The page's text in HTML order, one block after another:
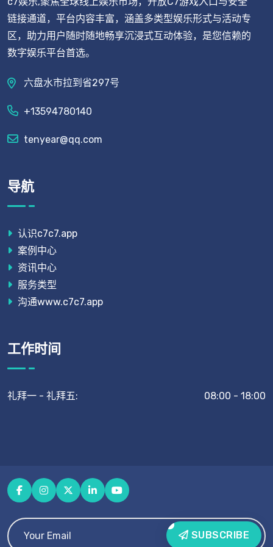
链接通道，平台内容丰富，涵盖多类型娱乐形式与活动专
区，助力用户随时随地畅享沉浸式互动体验，是您信赖的
数字娱乐平台首选。
六盘水市拉到省297号
+13594780140
tenyear@qq.com
导航
认识c7c7.app
案例中心
资讯中心
服务类型
沟通www.c7c7.app
工作时间
礼拜一 - 礼拜五: 08:00 - 18:00
SUBSCRIBE